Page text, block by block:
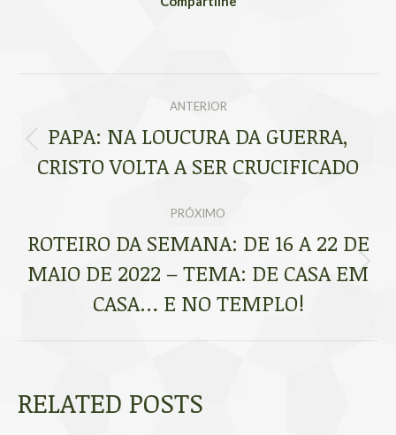
NAVEGAÇÃO
DE
POST:
ANTERIOR
Post
anterior:
PAPA: NA LOUCURA DA GUERRA,
CRISTO VOLTA A SER CRUCIFICADO
PRÓXIMO
Próximo
post:
ROTEIRO DA SEMANA: DE 16 A 22 DE
MAIO DE 2022 – TEMA: DE CASA EM
CASA… E NO TEMPLO!
RELATED POSTS